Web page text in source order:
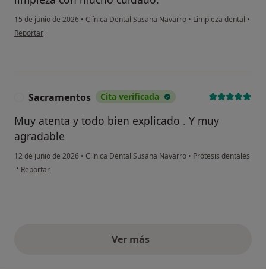
15 de junio de 2026 • Clínica Dental Susana Navarro • Limpieza dental •
en opinión del usuario Noelia
Reportar
Sacramentos Cita verificada
Muy atenta y todo bien explicado . Y muy
agradable
12 de junio de 2026 • Clínica Dental Susana Navarro • Prótesis dentales
• en opinión del usuario Sacramentos
Reportar
Ver másopiniones anteriores